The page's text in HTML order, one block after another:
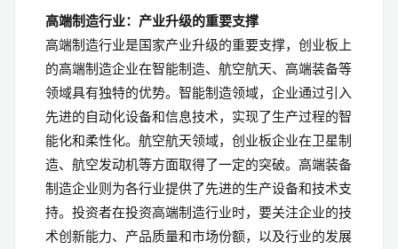
高端制造行业：产业升级的重要支撑
高端制造行业是国家产业升级的重要支撑，创业板上
的高端制造企业在智能制造、航空航天、高端装备等
领域具有独特的优势。智能制造领域，企业通过引入
先进的自动化设备和信息技术，实现了生产过程的智
能化和柔性化。航空航天领域，创业板企业在卫星制
造、航空发动机等方面取得了一定的突破。高端装备
制造企业则为各行业提供了先进的生产设备和技术支
持。投资者在投资高端制造行业时，要关注企业的技
术创新能力、产品质量和市场份额，以及行业的发展